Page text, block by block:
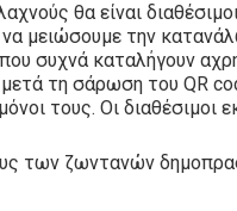
θα είναι
μειώσουμε την
συχνά καταλήγουν
τη σάρωση του QR
τους. Οι διαθέσιμοι
των ζωντανών